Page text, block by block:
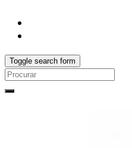
Toggle search form
Search